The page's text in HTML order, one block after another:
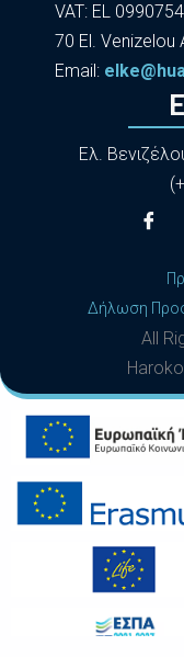
VAT: EL
70 El. Venizelou
Εmail:
Ελ.
Δήλωση
All